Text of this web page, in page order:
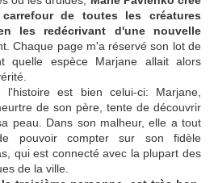
de toutes les créatures
les redécrivant d'une nouvelle
Chaque page m'a réservé son lot de
quelle espèce Marjane allait alors
est bien celui-ci: Marjane,
de son père, tente de découvrir
peau. Dans son malheur, elle a tout
pouvoir compter sur son fidèle
qui est connecté avec la plupart des
de la ville.